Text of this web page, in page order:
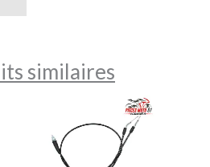
similaires